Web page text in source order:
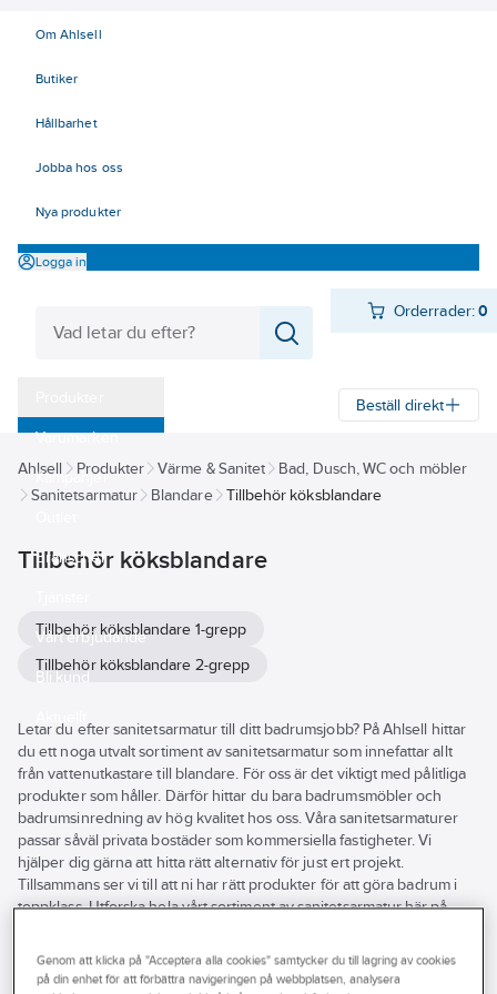
Om Ahlsell
Butiker
Hållbarhet
Jobba hos oss
Nya produkter
Logga in
Orderrader:0
Varumärken
Kampanjer
Branscher
Vårt erbjudande
Bli kund
Beställ direkt
Ahlsell Produkter Värme & Sanitet
Bad, Dusch, WC och möbler
Sanitetsarmatur
Blandare Tillbehör köksblandare
Tillbehör köksblandare
Tillbehör köksblandare 1-grepp
Tillbehör köksblandare 2-grepp
Letar du efter sanitetsarmatur till ditt badrumsjobb? På Ahlsell hittar
du ett noga utvalt sortiment av sanitetsarmatur som innefattar allt
från vattenutkastare till blandare. För oss är det viktigt med pålitliga
produkter som håller. Därför hittar du bara badrumsmöbler och
badrumsinredning av hög kvalitet hos oss. Våra sanitetsarmaturer
passar såväl privata bostäder som kommersiella fastigheter. Vi
hjälper dig gärna att hitta rätt alternativ för just ert projekt.
Tillsammans ser vi till att ni har rätt produkter för att göra badrum i
toppklass. Utforska hela vårt sortiment av sanitetsarmatur här på
Varumärke Lagerförd
Se
alla Produkter (106)
Genom att klicka på "Acceptera alla cookies" samtycker du till lagring av cookies
på din enhet för att förbättra navigeringen på webbplatsen, analysera